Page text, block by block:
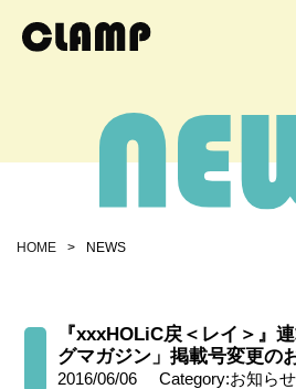
HOME > NEWS
『xxxHOLiC戻＜レイ＞』
グマガジン」掲載号変更の
2016/06/06 Category:お知らせ